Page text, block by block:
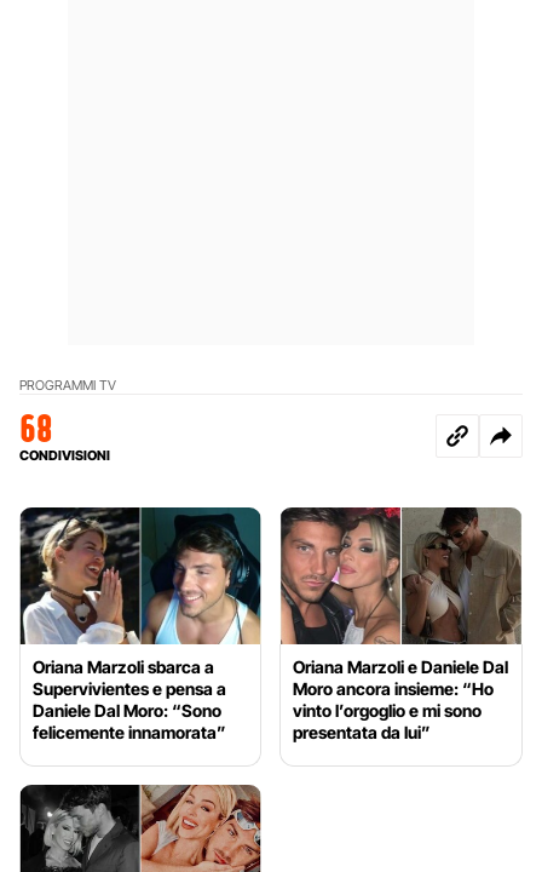
PROGRAMMI TV
68
CONDIVISIONI
Oriana Marzoli sbarca a
Supervivientes e pensa a
Daniele Dal Moro: “Sono
felicemente innamorata”
Oriana Marzoli e Daniele Dal
Moro ancora insieme: “Ho
vinto l’orgoglio e mi sono
presentata da lui”